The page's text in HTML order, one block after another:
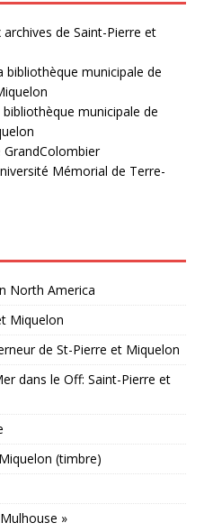
archives de Saint-Pierre et
bibliothèque municipale de
municipale de
Mémorial de Terre-
North America
Miquelon
de St-Pierre et Miquelon
dans le Off: Saint-Pierre et
(timbre)
»